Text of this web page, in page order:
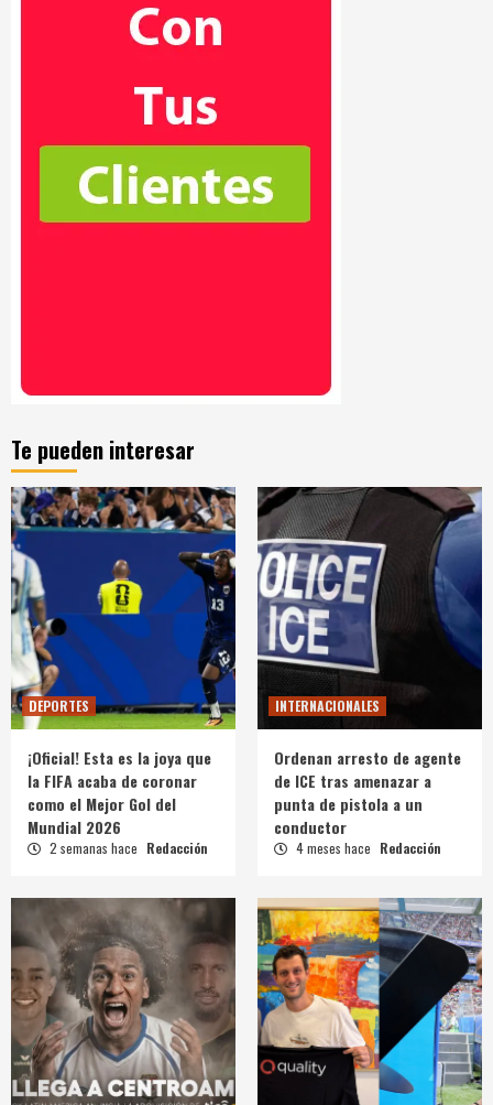
Te pueden interesar
DEPORTES
¡Oficial! Esta es la joya que
la FIFA acaba de coronar
como el Mejor Gol del
Mundial 2026
2 semanas hace Redacción
INTERNACIONALES
Ordenan arresto de agente
de ICE tras amenazar a
punta de pistola a un
conductor
4 meses hace Redacción